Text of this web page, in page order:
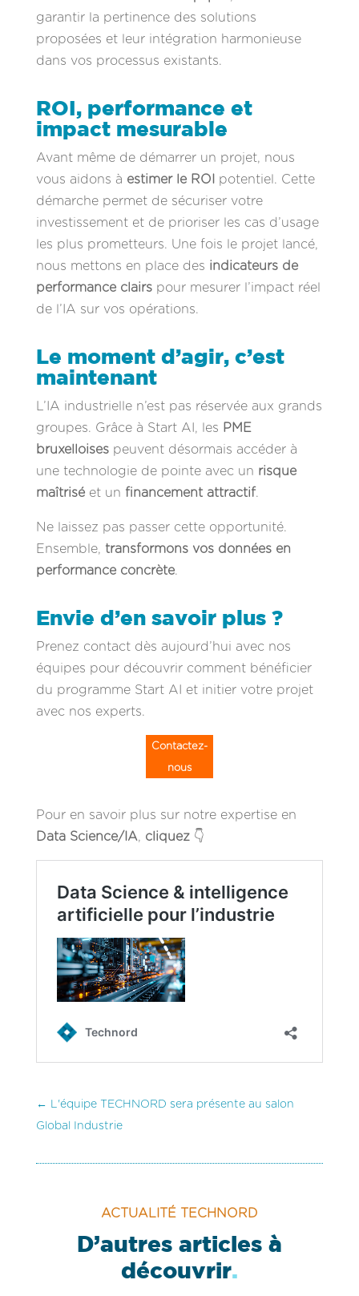
garantir la pertinence des solutions
proposées et leur intégration harmonieuse
dans vos processus existants.
ROI, performance et
impact mesurable
Avant même de démarrer un projet, nous
vous aidons à estimer le ROIpotentiel. Cette
démarche permet de sécuriser votre
investissement et de prioriser les cas d’usage
les plus prometteurs. Une fois le projet lancé,
nous mettons en place des indicateurs de
performance clairspour mesurer l’impact réel
de l’IA sur vos opérations.
Le moment d’agir, c’est
maintenant
L’IA industrielle n’est pas réservée aux grands
groupes. Grâce à Start AI, les PME
bruxelloisespeuvent désormais accéder à
une technologie de pointe avec un risque
maîtriséet un financement attractif.
Ne laissez pas passer cette opportunité.
Ensemble, transformons vos données en
performance concrète.
Envie d’en savoir plus ?
Prenez contact dès aujourd’hui avec nos
équipes pour découvrir comment bénéficier
du programme Start AI et initier votre projet
avec nos experts.
Contactez-
nous
Pour en savoir plus sur notre expertise en
Data Science/IA, cliquez 👇
← L'équipe TECHNORD sera présente au salon
Global Industrie
ACTUALITÉ TECHNORD
D’autres articles à
découvrir.